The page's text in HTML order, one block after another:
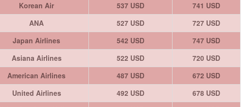
Korean Air 537 USD
741 USD
ANA
527 USD
727 USD
Japan Airlines
542 USD
747 USD
Asiana Airlines
522 USD
720 USD
American Airlines
487 USD
672 USD
United Airlines
492 USD
678 USD